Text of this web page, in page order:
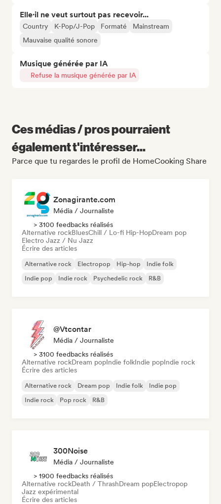
Elle·il ne veut surtout pas recevoir...
Country K-Pop/J-Pop Formaté
Mainstream
Mauvaise qualité sonore
Musique générée par IA
Refuse la musique générée par IA
Ces médias / pros pourraient
également t'intéresser...
Parce que tu regardes le profil de HomeCooking Share
Zonagirante.com
Média / Journaliste
> 3100 feedbacks réalisés
Alternative rockBluesChill / Lo-fi Hip-HopDream pop
Electro Jazz / Nu Jazz
Écrire des articles
Alternative rock Electropop Hip-hop
Indie folk
Indie pop
Indie rock Psychedelic rock R&B
@Vtcontar
Média / Journaliste
> 3100 feedbacks réalisés
Alternative rockDream popIndie folkIndie popIndie rock
Écrire des articles
Alternative rock Dream pop Indie folk
Indie pop
Indie rock
Pop rock R&B
300Noise
Média / Journaliste
> 1900 feedbacks réalisés
Alternative rockDeath / ThrashDream popElectropop
Jazz expérimental
Écrire des articles